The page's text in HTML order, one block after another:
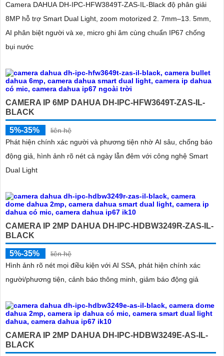
Camera DAHUA DH-IPC-HFW3849T-ZAS-IL-Black độ phân giải
8MP hỗ trợ Smart Dual Light, zoom motorized 2. 7mm–13. 5mm,
AI phân biệt người và xe, micro ghi âm cùng chuẩn IP67 chống
bụi nước
CAMERA IP 6MP DAHUA DH-IPC-HFW3649T-ZAS-IL-
BLACK
5%-35%
liên hệ
Phát hiện chính xác người và phương tiện nhờ AI sâu, chống báo
động giả, hình ảnh rõ nét cả ngày lẫn đêm với công nghệ Smart
Dual Light
CAMERA IP 2MP DAHUA DH-IPC-HDBW3249R-ZAS-IL-
BLACK
5%-35%
liên hệ
Hình ảnh rõ nét mọi điều kiện với AI SSA, phát hiện chính xác
người/phương tiện, cảnh báo thông minh, giảm báo động giả
CAMERA IP 2MP DAHUA DH-IPC-HDBW3249E-AS-IL-
BLACK